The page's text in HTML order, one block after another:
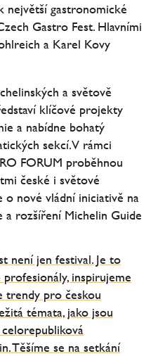
gastronomické
Gastro Fest. Hlavními
a Karel Kovy
a světově
klíčové projekty
a nabídne bohatý
sekcí. V rámci
FORUM proběhnou
české i světové
o nové vládní iniciativě na
a rozšíření Michelin Guide
není jen festival. Je to
inspirujeme
trendy pro českou
témata, jako jsou
Těšíme se na setkání